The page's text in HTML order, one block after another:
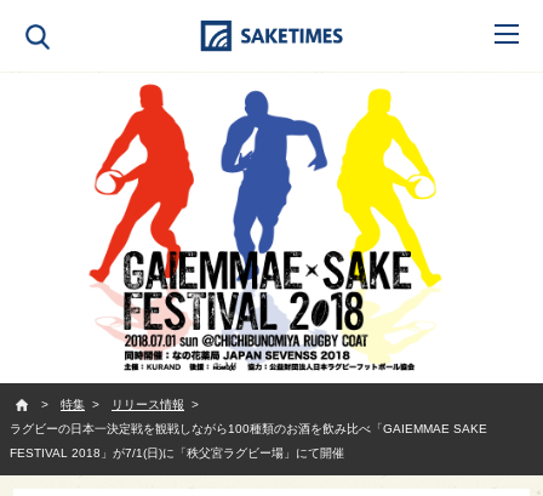
特集
リリース情報
ラグビーの日本一決定戦を観戦しながら100種類のお酒を飲み比べ「GAIEMMAE SAKE
FESTIVAL 2018」が7/1(日)に「秩父宮ラグビー場」にて開催